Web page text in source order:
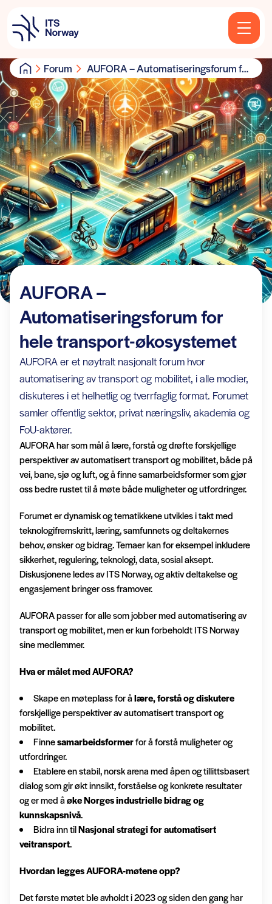
Forum
AUFORA – Automatiseringsforum for
hele transport-økosystemet
AUFORA –
Automatiseringsforum for
hele transport-økosystemet
AUFORA er et nøytralt nasjonalt forum hvor
automatisering av transport og mobilitet, i alle modier,
diskuteres i et helhetlig og tverrfaglig format. Forumet
samler offentlig sektor, privat næringsliv, akademia og
FoU-aktører.
AUFORA har som mål å lære, forstå og drøfte forskjellige
perspektiver av automatisert transport og mobilitet, både på
vei, bane, sjø og luft, og å finne samarbeidsformer som gjør
oss bedre rustet til å møte både muligheter og utfordringer.
Forumet er dynamisk og tematikkene utvikles i takt med
teknologifremskritt, læring, samfunnets og deltakernes
behov, ønsker og bidrag. Temaer kan for eksempel inkludere
sikkerhet, regulering, teknologi, data, sosial aksept.
Diskusjonene ledes av ITS Norway, og aktiv deltakelse og
engasjement bringer oss framover.
AUFORA passer for alle som jobber med automatisering av
transport og mobilitet, men er kun forbeholdt ITS Norway
sine medlemmer.
Hva er målet med AUFORA?
Skape en møteplass for ålære, forstå og diskutere
forskjellige perspektiver av automatisert transport og
mobilitet.
Finnesamarbeidsformerfor å forstå muligheter og
utfordringer.
Etablere en stabil, norsk arena med åpen og tillittsbasert
dialog som gir økt innsikt, forståelse og konkrete resultater
og er med åøke Norges industrielle bidrag og
kunnskapsnivå.
Bidra inn tilNasjonal strategi for automatisert
veitransport.
Hvordan legges AUFORA-møtene opp?
Det første møtet ble avholdt i 2023 og siden den gang har